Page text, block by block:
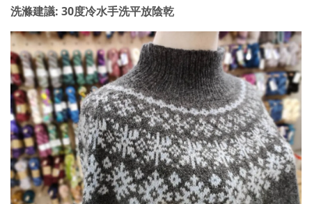
洗滌建議: 30度冷水手洗平放陰乾